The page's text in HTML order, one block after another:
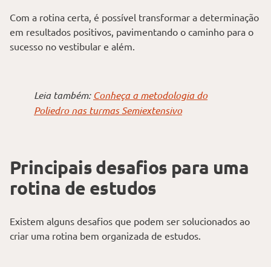
Com a rotina certa, é possível transformar a determinação
em resultados positivos, pavimentando o caminho para o
sucesso no vestibular e além.
Leia também: Conheça a metodologia do
Poliedro nas turmas Semiextensivo
Principais desafios para uma
rotina de estudos
Existem alguns desafios que podem ser solucionados ao
criar uma rotina bem organizada de estudos.